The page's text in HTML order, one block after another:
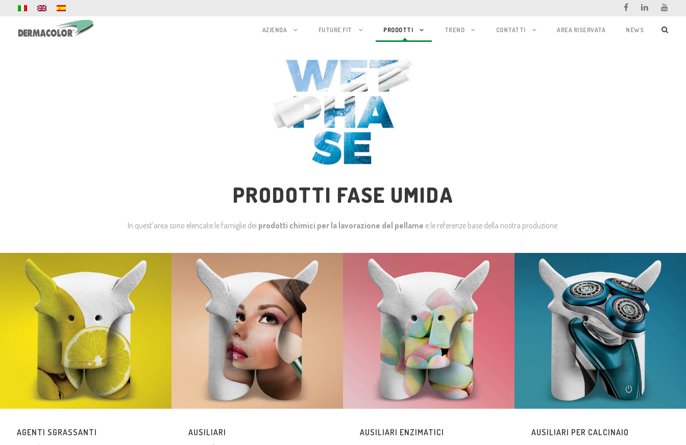
AZIENDA FUTURE FIT PRODOTTI TREND CONTATTI AREA RISERVATA NEWS
PRODOTTI FASE UMIDA
In quest’area sono elencate le famiglie dei prodotti chimici per la lavorazione del pellame e le referenze base della nostra produzione.
AGENTI SGRASSANTI AUSILIARI AUSILIARI ENZIMATICI AUSILIARI PER CALCINAIO